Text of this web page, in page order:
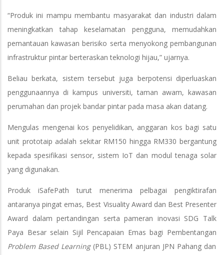
“Produk ini mampu membantu masyarakat dan industri dalam
meningkatkan tahap keselamatan pengguna, memudahkan
pemantauan kawasan berisiko serta menyokong pembangunan
infrastruktur pintar berteraskan teknologi hijau,” ujarnya.
Beliau berkata, sistem tersebut juga berpotensi diperluaskan
penggunaannya di kampus universiti, taman awam, kawasan
perumahan dan projek bandar pintar pada masa akan datang.
Mengulas mengenai kos penyelidikan, anggaran kos bagi satu
unit prototaip adalah sekitar RM150 hingga RM330 bergantung
kepada spesifikasi sensor, sistem IoT dan modul tenaga solar
yang digunakan.
Produk iSafePath turut menerima pelbagai pengiktirafan
antaranya pingat emas, Best Visuality Award dan Best Presenter
Award dalam pertandingan serta pameran inovasi SDG Talk
Paya Besar selain Sijil Pencapaian Emas bagi Pembentangan
Problem Based Learning(PBL) STEM anjuran JPN Pahang dan